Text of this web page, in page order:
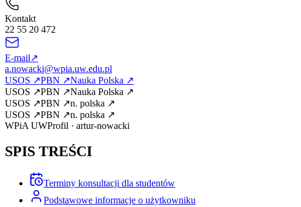
Kontakt
22 55 20 472
E-mail↗
a.nowacki@wpia.uw.edu.pl
USOS ↗PBN ↗Nauka Polska ↗
USOS ↗PBN ↗Nauka Polska ↗
USOS ↗PBN ↗n. polska ↗
USOS ↗PBN ↗n. polska ↗
WPiA UWProfil · artur-nowacki
SPIS TREŚCI
Terminy konsultacji dla studentów
Podstawowe informacje o użytkowniku